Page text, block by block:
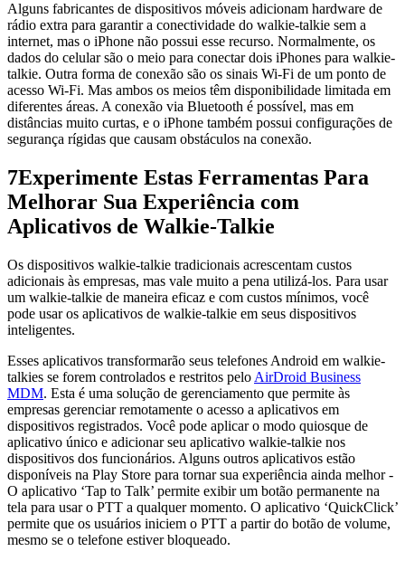
Alguns fabricantes de dispositivos móveis adicionam hardware de
rádio extra para garantir a conectividade do walkie-talkie sem a
internet, mas o iPhone não possui esse recurso. Normalmente, os
dados do celular são o meio para conectar dois iPhones para walkie-
talkie. Outra forma de conexão são os sinais Wi-Fi de um ponto de
acesso Wi-Fi. Mas ambos os meios têm disponibilidade limitada em
diferentes áreas. A conexão via Bluetooth é possível, mas em
distâncias muito curtas, e o iPhone também possui configurações de
segurança rígidas que causam obstáculos na conexão.
7Experimente Estas Ferramentas Para
Melhorar Sua Experiência com
Aplicativos de Walkie-Talkie
Os dispositivos walkie-talkie tradicionais acrescentam custos
adicionais às empresas, mas vale muito a pena utilizá-los. Para usar
um walkie-talkie de maneira eficaz e com custos mínimos, você
pode usar os aplicativos de walkie-talkie em seus dispositivos
inteligentes.
Esses aplicativos transformarão seus telefones Android em walkie-
talkies se forem controlados e restritos pelo AirDroid Business
MDM. Esta é uma solução de gerenciamento que permite às
empresas gerenciar remotamente o acesso a aplicativos em
dispositivos registrados. Você pode aplicar o modo quiosque de
aplicativo único e adicionar seu aplicativo walkie-talkie nos
dispositivos dos funcionários. Alguns outros aplicativos estão
disponíveis na Play Store para tornar sua experiência ainda melhor -
O aplicativo ‘Tap to Talk’ permite exibir um botão permanente na
tela para usar o PTT a qualquer momento. O aplicativo ‘QuickClick’
permite que os usuários iniciem o PTT a partir do botão de volume,
mesmo se o telefone estiver bloqueado.